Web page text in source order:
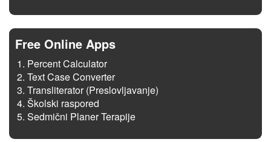
Free Online Apps
Percent Calculator
Text Case Converter
Transliterator (Preslovljavanje)
Školski raspored
Sedmični Planer Terapije